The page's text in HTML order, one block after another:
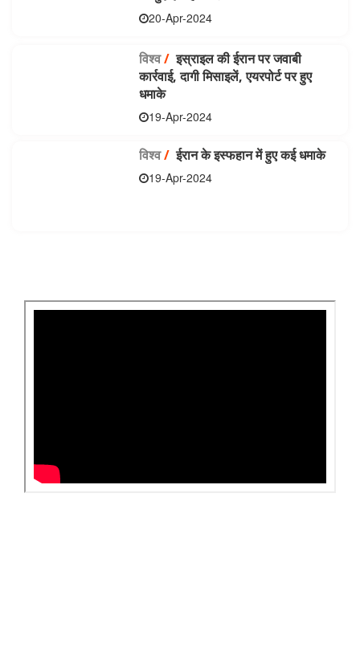
20-Apr-2024
विश्व/इस्राइल की ईरान पर जवाबी
कार्रवाई, दागी मिसाइलें, एयरपोर्ट पर हुए
धमाके
19-Apr-2024
विश्व/ईरान के इस्फहान में हुए कई धमाके
19-Apr-2024